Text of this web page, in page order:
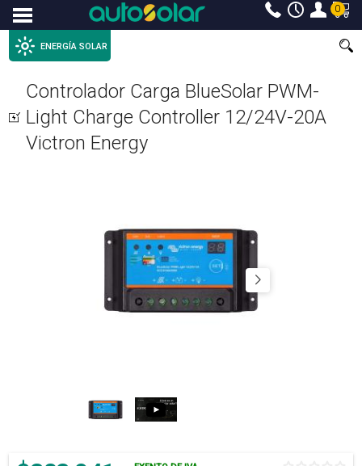
Menu 0
ENERGÍA SOLAR
Controlador Carga BlueSolar PWM-
Light Charge Controller 12/24V-20A
Victron Energy